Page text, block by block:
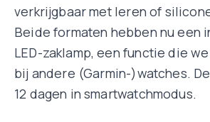
verkrijgbaar met leren of
Beide formaten hebben nu een
LED-zaklamp, een functie die
bij andere (Garmin-)watches.
12 dagen in smartwatchmodus.